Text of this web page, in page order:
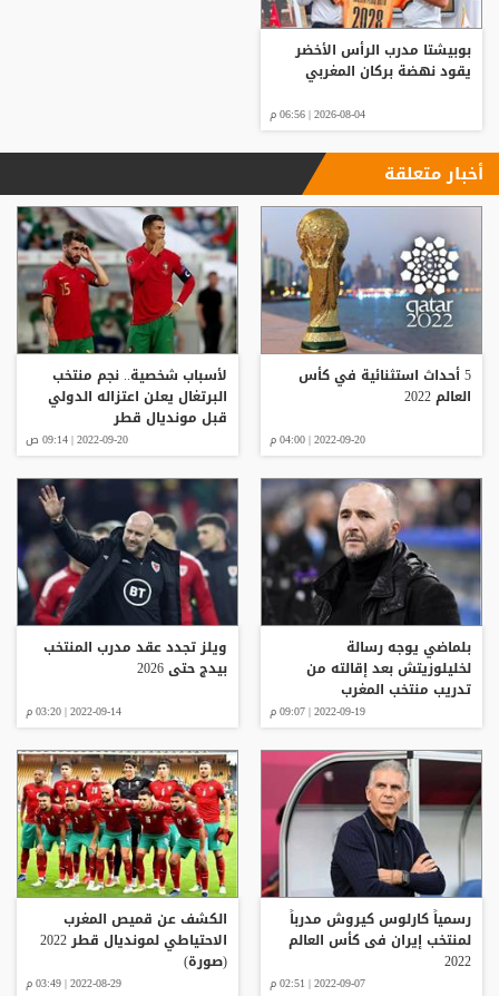
بوبيشتا مدرب الرأس الأخضر
يقود نهضة بركان المغربي
2026-08-04 | 06:56 م
أخبار متعلقة
5 أحداث استثنائية في كأس
العالم 2022
2022-09-20 | 04:00 م
لأسباب شخصية.. نجم منتخب
البرتغال يعلن اعتزاله الدولي
قبل مونديال قطر
2022-09-20 | 09:14 ص
بلماضي يوجه رسالة
لخليلوزيتش بعد إقالته من
تدريب منتخب المغرب
2022-09-19 | 09:07 م
ويلز تجدد عقد مدرب المنتخب
بيدج حتى 2026
2022-09-14 | 03:20 م
رسمياً كارلوس كيروش مدرباً
لمنتخب إيران فى كأس العالم
2022
2022-09-07 | 02:51 م
الكشف عن قميص المغرب
الاحتياطي لمونديال قطر 2022
(صورة)
2022-08-29 | 03:49 م